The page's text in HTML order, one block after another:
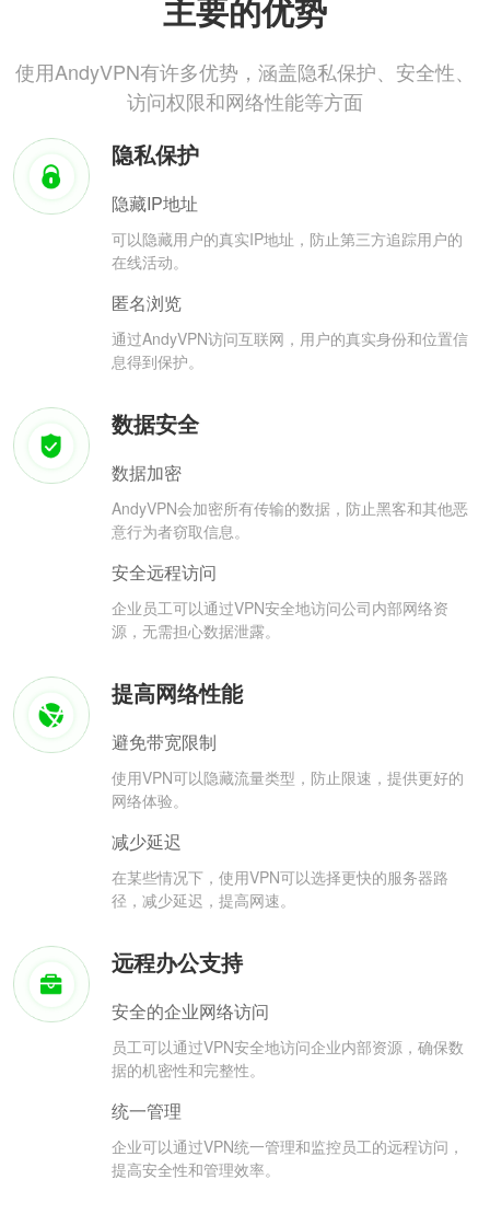
主要的优势
使用AndyVPN有许多优势，涵盖隐私保护、安全性、
访问权限和网络性能等方面
隐私保护
隐藏IP地址
可以隐藏用户的真实IP地址，防止第三方追踪用户的
在线活动。
匿名浏览
通过AndyVPN访问互联网，用户的真实身份和位置信
息得到保护。
数据安全
数据加密
AndyVPN会加密所有传输的数据，防止黑客和其他恶
意行为者窃取信息。
安全远程访问
企业员工可以通过VPN安全地访问公司内部网络资
源，无需担心数据泄露。
提高网络性能
避免带宽限制
使用VPN可以隐藏流量类型，防止限速，提供更好的
网络体验。
减少延迟
在某些情况下，使用VPN可以选择更快的服务器路
径，减少延迟，提高网速。
远程办公支持
安全的企业网络访问
员工可以通过VPN安全地访问企业内部资源，确保数
据的机密性和完整性。
统一管理
企业可以通过VPN统一管理和监控员工的远程访问，
提高安全性和管理效率。